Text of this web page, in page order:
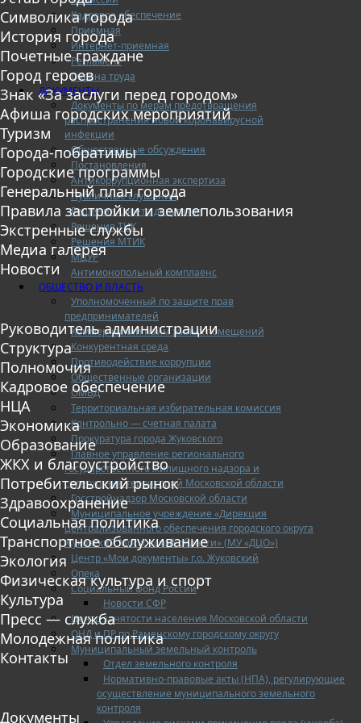
Кадровое обеспечение
Приемная
Интернет-приемная
Регламент
Охрана труда
ДОКУМЕНТЫ
Документы по мерам предотвращения
распространения новой коронавирусной
инфекции
Общественные обсуждения
Постановления
Антикоррупционная экспертиза
Публичные слушания
Решения Совета депутатов
Решения ТИК
Решения МТИК
МЦУР
Антимонопольный комплаенс
ОБЩЕСТВО И ВЛАСТЬ
Уполномоченный по защите прав
предпринимателей
Коммерческий найм жилых помещений
Конкурентная среда
Противодействие коррупции
Общественные организации
ОМВД
Территориальная избирательная комиссия
Контрольно — счетная палата
Прокуратура города Жуковского
Главное управление регионального
государственного жилищного надзора и
содержания территорий Московской области
Госстройнадзор Московской области
Муниципальное учреждение «Дирекция
централизованного обеспечения городского округа
Жуковский Московской области» (МУ «ДЦО»)
Центр «Мои документы» г.о. Жуковский
Опека
Социальный фонд России
Новости СФР
Центр занятости населения Московской области
ОНД и ПР по Раменскому городскому округу
Муниципальный земельный контроль
Отдел земельного контроля
Нормативно-правовые акты (НПА), регулирующие
осуществление муниципального земельного
контроля
Символика города
История города
Почетные граждане
Город героев
Знак «За заслуги перед городом»
Афиша городских мероприятий
Туризм
Города-побратимы
Городские программы
Генеральный план города
Правила застройки и землепользования
Экстренные службы
Медиа галерея
Новости
Руководитель администрации
Структура
Полномочия
Кадровое обеспечение
НЦА
Экономика
Образование
ЖКХ и благоустройство
Потребительский рынок
Здравоохранение
Социальная политика
Транспортное обслуживание
Экология
Физическая культура и спорт
Культура
Пресс — служба
Молодежная политика
Контакты
Документы